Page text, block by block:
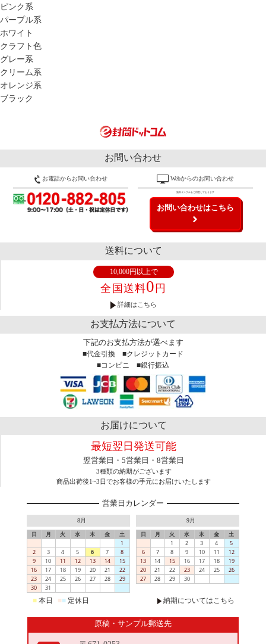
ピンク系
パープル系
ホワイト
クラフト色
グレー系
クリーム系
オレンジ系
ブラック
お問い合わせ
お電話からお問い合わせ Webからのお問い合わせ
無料サンプルもご用意しております
お問い合わせはこちら
送料について
10,000円以上で
全国送料0 円
詳細はこちら
お支払方法について
下記のお支払方法が選べます
■代金引換 ■クレジットカード
■コンビニ ■銀行振込
お届けについて
最短翌日発送可能
翌営業日・5営業日・8営業日
3種類の納期がございます
商品出荷後1~3日でお客様の手元にお届けいたします
営業日カレンダー
8月
日 月 火 水 木 金
土
1
2
3 4 5 6 7
8
9
10 11 12 13 14
15
16
17 18 19 20 21
22
23
24 25 26 27 28
29
30
31
9月
日 月 火 水 木 金
土
1
2 3 4
5
6
7 8 9 10 11
12
13
14 15 16 17 18
19
20
21 22 23 24 25
26
27
28 29 30
■ 本日 ■■ 定休日 納期についてはこちら
原稿・サンプル郵送先